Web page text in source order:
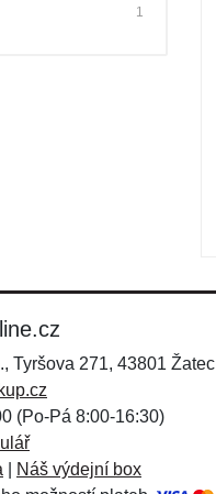
1
Tyršova 271, 43801 Žatec
(Po-Pá 8:00-16:30)
Náš výdejní box